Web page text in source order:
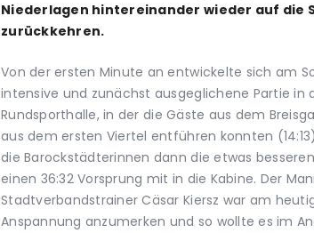
Niederlagen hintereinander wieder auf die
zurückkehren.
Von der ersten Minute an entwickelte sich am
intensive und zunächst ausgeglichene Partie in
Rundsporthalle, in der die Gäste aus dem
aus dem ersten Viertel entführen konnten
die Barockstädterinnen dann die etwas
einen 36:32 Vorsprung mit in die Kabine. Der
Stadtverbandstrainer Cäsar Kiersz war am
Anspannung anzumerken und so wollte es im